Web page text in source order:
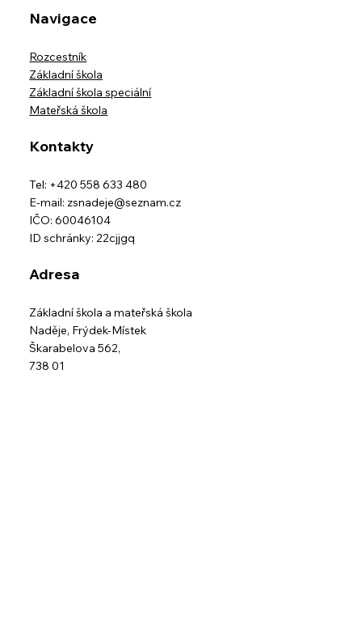
Navigace
Rozcestník
Základní škola
Základní škola speciální
Mateřská škola
Kontakty
Tel: +420 558 633 480
E-mail: zsnadeje@seznam.cz
IČO: 60046104
ID schránky: 22cjjgq
Adresa
Základní škola a mateřská škola
Naděje, Frýdek-Místek
Škarabelova 562,
738 01